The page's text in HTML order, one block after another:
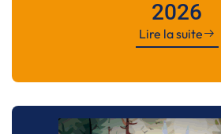
2026
Lire la suite